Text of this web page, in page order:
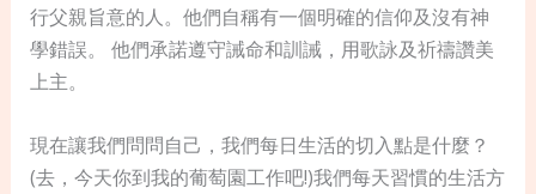
行父親旨意的人。他們自稱有一個明確的信仰及沒有神
學錯誤。 他們承諾遵守誡命和訓誡，用歌詠及祈禱讚美
上主。
現在讓我們問問自己，我們每日生活的切入點是什麼？
(去，今天你到我的葡萄園工作吧!)我們每天習慣的生活方